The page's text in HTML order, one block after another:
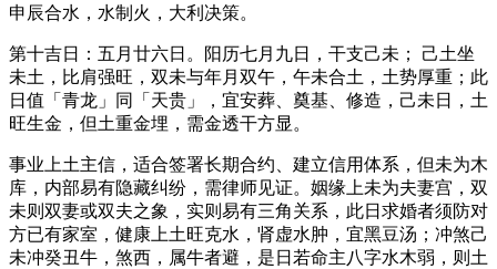
申辰合水，水制火，大利决策。
第十吉日：五月廿六日。阳历七月九日，干支己未； 己土坐
未土，比肩强旺，双未与年月双午，午未合土，土势厚重；此
日值「青龙」同「天贵」，宜安葬、奠基、修造，己未日，土
旺生金，但土重金埋，需金透干方显。
事业上土主信，适合签署长期合约、建立信用体系，但未为木
库，内部易有隐藏纠纷，需律师见证。姻缘上未为夫妻宫，双
未则双妻或双夫之象，实则易有三角关系，此日求婚者须防对
方已有家室，健康上土旺克水，肾虚水肿，宜黑豆汤；冲煞己
未冲癸丑牛，煞西，属牛者避，是日若命主八字水木弱，则土